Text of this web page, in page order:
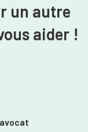
un autre
aider !